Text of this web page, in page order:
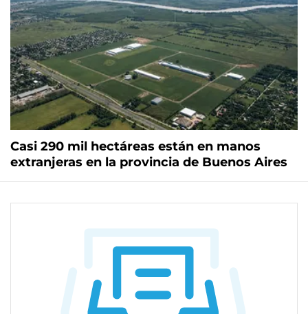
Casi 290 mil hectáreas están en manos
extranjeras en la provincia de Buenos Aires